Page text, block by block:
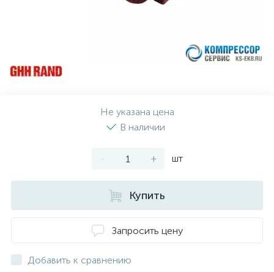
Не указана цена
В наличии
- + шт
Купить
Запросить цену
Добавить к сравнению